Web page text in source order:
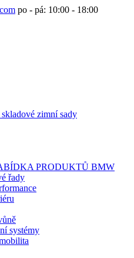
po - pá: 10:00 - 18:00
zimní sady
PRODUKTŮ BMW
řady
systémy